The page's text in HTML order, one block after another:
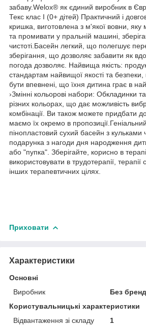
забаву.Welox® як єдиний виробник в
Текс клас I (0+ дітей) Практичний і
кришка, виготовлена з м'якої вовни,
та промивати у пральній машині,
чистоті.Басейн легкий, що полегшує
зберігання, що дозволяє забавити як
погода дозволяє. Найвища якість:
стандартам найвищої якості та
бути впевнені, що їхня дитина грає в
›Змінні кольорові набори: Обкладинки
різних кольорах, що дає можливість
комбінації. Ви також можете придбати
маємо їх окремо в
пінопластовий сухий басейн з кульками
подарунка з нагоди дня народження
або "пупка". Зберігайте, корисно в
використовувати в трудотерапії, терапії
інших терапевтичних цілях.
Приховати
Характеристики
Основні
Виробник
Без
Користувальницькі характеристики
Відвантаження зі складу
1